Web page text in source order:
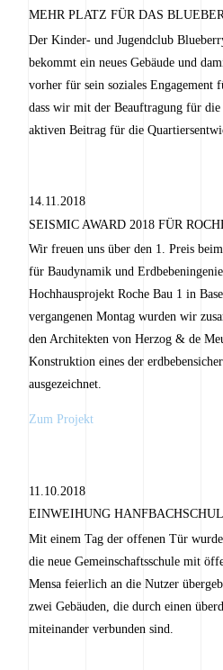
MEHR PLATZ FÜR DAS
Der Kinder- und Jugendclub
bekommt ein neues Gebäude und
vorher für sein soziales Engagement
dass wir mit der Beauftragung für
aktiven Beitrag für die
14.11.2018
SEISMIC AWARD 2018 FÜR
Wir freuen uns über den 1. Preis
für Baudynamik und
Hochhausprojekt Roche Bau 1 in
vergangenen Montag wurden wir
den Architekten von Herzog & de
Konstruktion eines der
ausgezeichnet.
Zum Projekt
11.10.2018
EINWEIHUNG
Mit einem Tag der offenen Tür
die neue Gemeinschaftsschule mit
Mensa feierlich an die Nutzer
zwei Gebäuden, die durch einen
miteinander verbunden sind.